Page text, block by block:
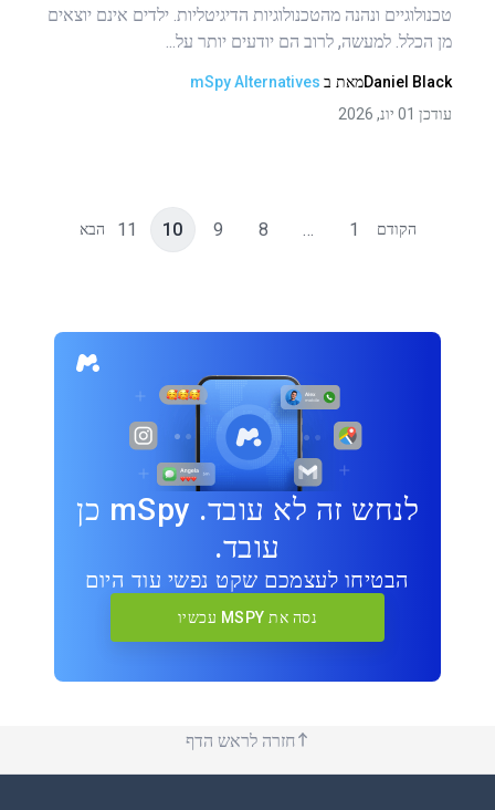
טכנולוגיים ונהנה מהטכנולוגיות הדיגיטליות. ילדים אינם יוצאים
מן הכלל. למעשה, לרוב הם יודעים יותר על...
Daniel Blackמאת ב mSpy Alternatives
עודכן 01 יונ, 2026
הקודם 1
…
8
9
10
11 הבא
לנחש זה לא עובד. mSpy כן
עובד.
הבטיחו לעצמכם שקט נפשי עוד היום
נסה את MSPY עכשיו
חזרה לראש הדף